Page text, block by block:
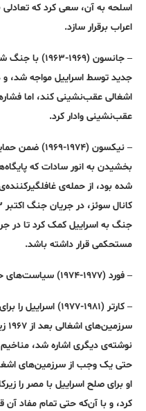
اسلحه به آن، سعی کرد که تعادلی
اعراب برقرار سازد.
جدید توسط اسراییل مواجه شد، و
اشغالی عقب‌نشینی کند، اما
عقب‌نشینی وادار کرد.
– نیکسون (۱۹۷۴-
بخشیدن به انور سادات که
شده بود، از حمله‌ی
جنگ به اسراییل کمک کرد تا در
مستحکمی قرار داشته باشد.
– فورد (۱۹۷۷-۱۹۷۴) سیاست‌های حمایت از اسراییل را ادامه داد.
– کارتر (۱۹۸۱-۱۹۷۷)
نوشته‌ی دیگری اشاره شد،
حتی یک وجب‌ از سرزمین‌های
او برای صلح‌ اسراییل با مصر را
کرد، و با آن‌که حتی تمام مفاد آن